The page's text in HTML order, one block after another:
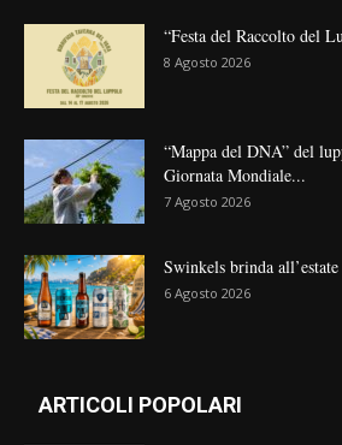
“Festa del Raccolto del
8 Agosto 2026
“Mappa del DNA” del
Giornata Mondiale...
7 Agosto 2026
Swinkels brinda all’estate
6 Agosto 2026
ARTICOLI POPOLARI